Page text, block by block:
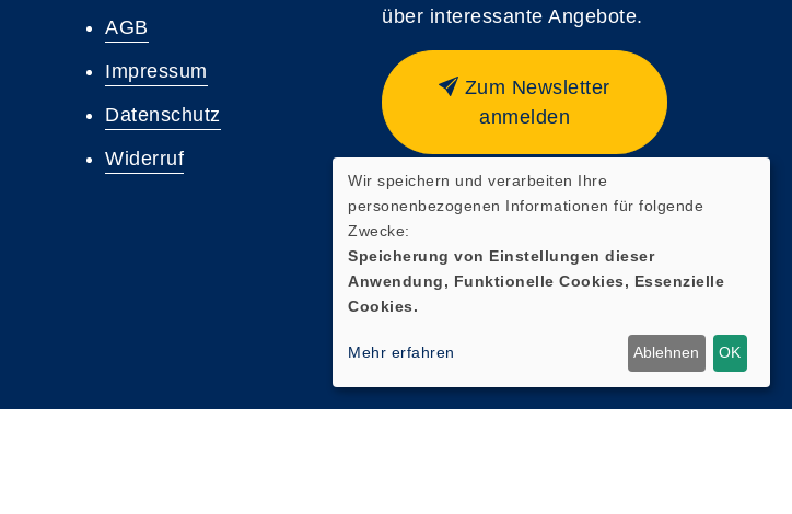
AGB
Impressum
Datenschutz
Widerruf
über interessante Angebote.
Zum Newsletter
anmelden
Wir speichern und verarbeiten Ihre
personenbezogenen Informationen für folgende
Zwecke:
Speicherung von Einstellungen dieser
Anwendung, Funktionelle Cookies, Essenzielle
Cookies.
Mehr erfahren Ablehnen OK